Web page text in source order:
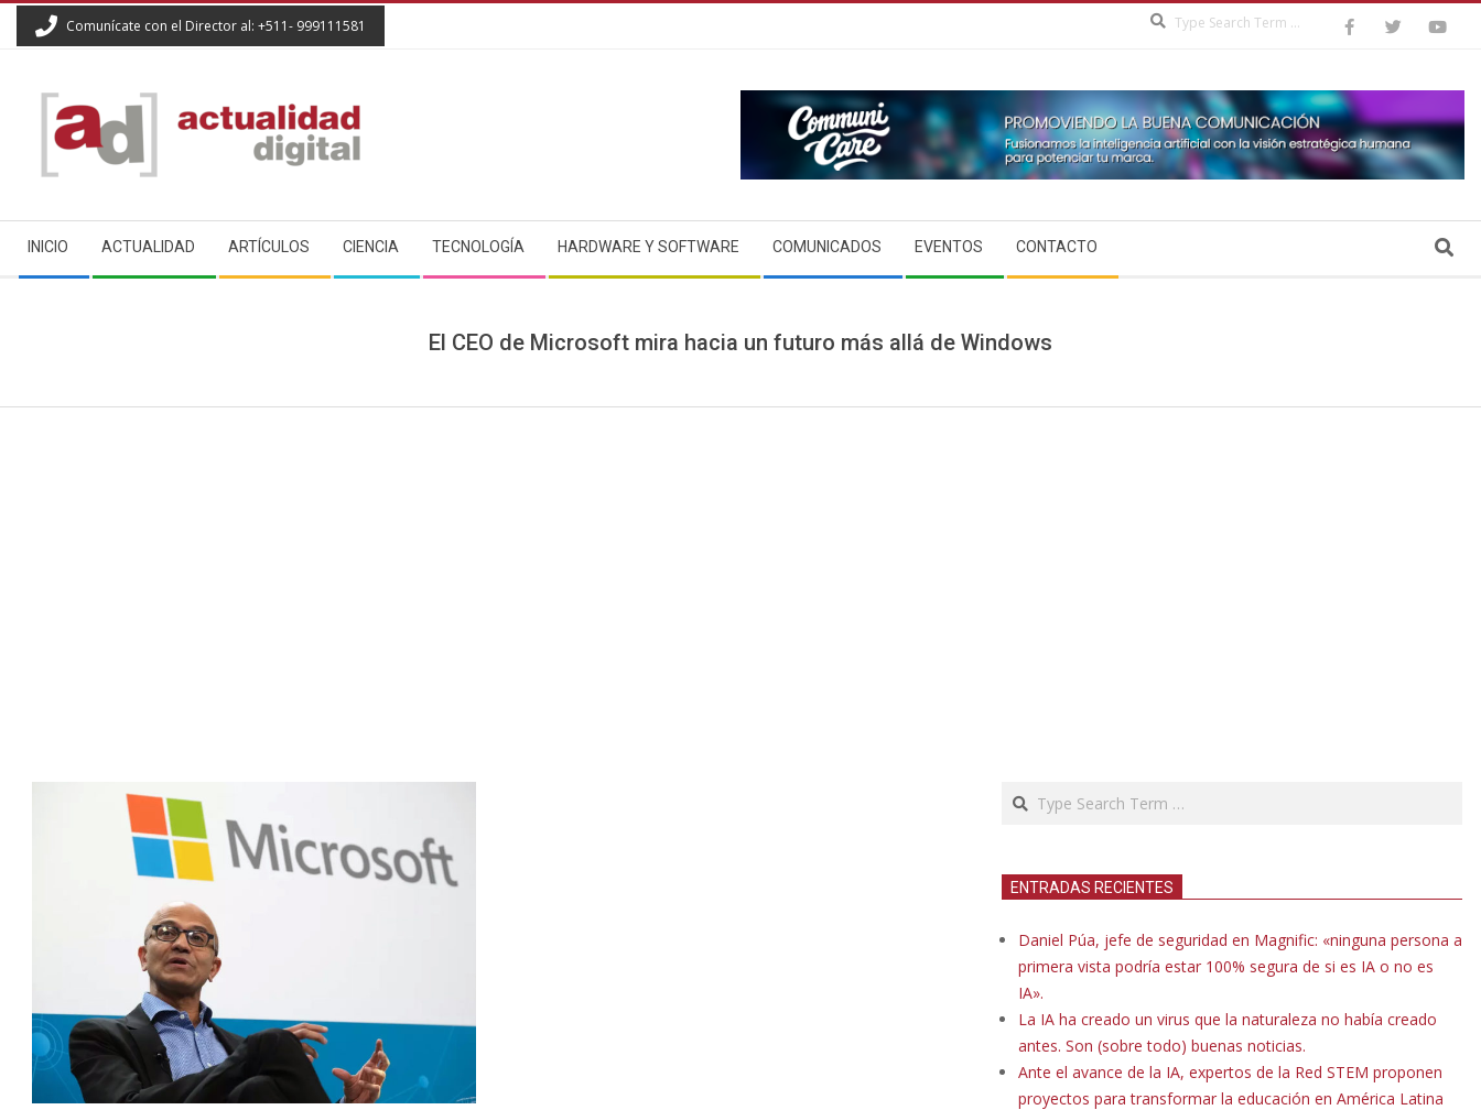
Comunícate con el Director al: +511- 999111581
ACTUALIDAD
DIGITAL
Navigation
Menu
INICIO ACTUALIDAD ARTÍCULOS CIENCIA TECNOLOGÍA HARDWARE Y SOFTWARE COMUNICADOS EVENTOS CONTACTO Search
El CEO de Microsoft mira hacia un futuro más allá de Windows
Search
ENTRADAS RECIENTES
Daniel Púa, jefe de seguridad en Magnific: «ninguna persona a
primera vista podría estar 100% segura de si es IA o no es
IA».
La IA ha creado un virus que la naturaleza no había creado
antes. Son (sobre todo) buenas noticias.
Ante el avance de la IA, expertos de la Red STEM proponen
proyectos para transformar la educación en América Latina